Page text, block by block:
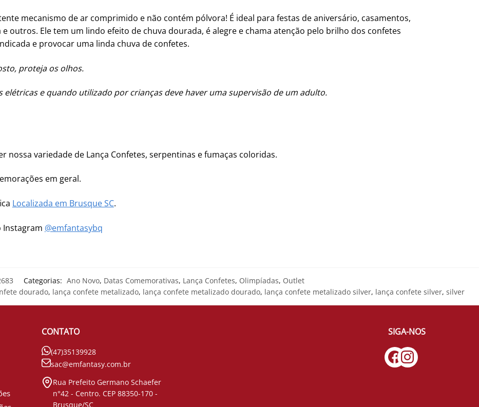
mecanismo de ar comprimido e não contém pólvora! É ideal para festas de aniversário, casamentos,
outros. Ele tem um lindo efeito de chuva dourada, é alegre e chama atenção pelo brilho dos confetes
e provocar uma linda chuva de confetes.
proteja os olhos.
e quando utilizado por crianças deve haver uma supervisão de um adulto.
nossa variedade de Lança Confetes, serpentinas e fumaças coloridas.
em geral.
Localizada em Brusque SC.
Instagram @emfantasybq
Categorias: Ano Novo, Datas Comemorativas, Lança Confetes, Olimpíadas, Outlet
dourado, lança confete metalizado, lança confete metalizado dourado, lança confete metalizado silver, lança confete silver, silver
CONTATO
(47)35139928
sac@emfantasy.com.br
Rua Prefeito Germano Schaefer
n°42 - Centro. CEP 88350-170 -
Brusque/SC
SIGA-NOS